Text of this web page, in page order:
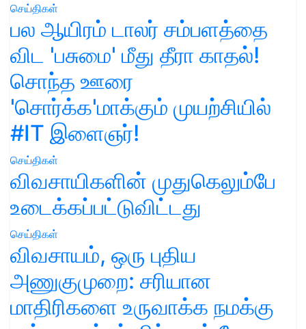
செய்திகள்
பல ஆயிரம் டாலர் சம்பளத்தை
விட 'பசுமை' மீது தீரா காதல்!
சொந்த ஊரை
'சொர்க்க'மாக்கும் முயற்சியில்
#IT இளைஞர்!
செய்திகள்
விவசாயிகளின் முதுகெலும்பே
உடைக்கப்பட்டுவிட்டது
செய்திகள்
விவசாயம், ஒரு புதிய
அணுகுமுறை: சரியான
மாதிரிகளை உருவாக்க நமக்கு